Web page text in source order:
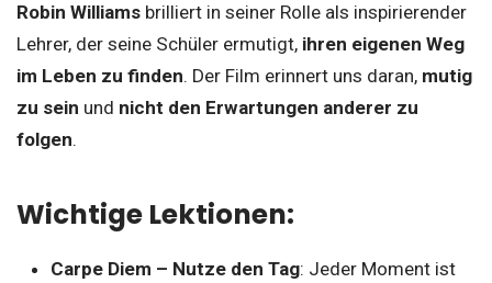
Robin Williams brilliert in seiner Rolle als inspirierender
Lehrer, der seine Schüler ermutigt, ihren eigenen Weg
im Leben zu finden. Der Film erinnert uns daran, mutig
zu sein und nicht den Erwartungen anderer zu
folgen.
Wichtige Lektionen:
Carpe Diem – Nutze den Tag: Jeder Moment ist